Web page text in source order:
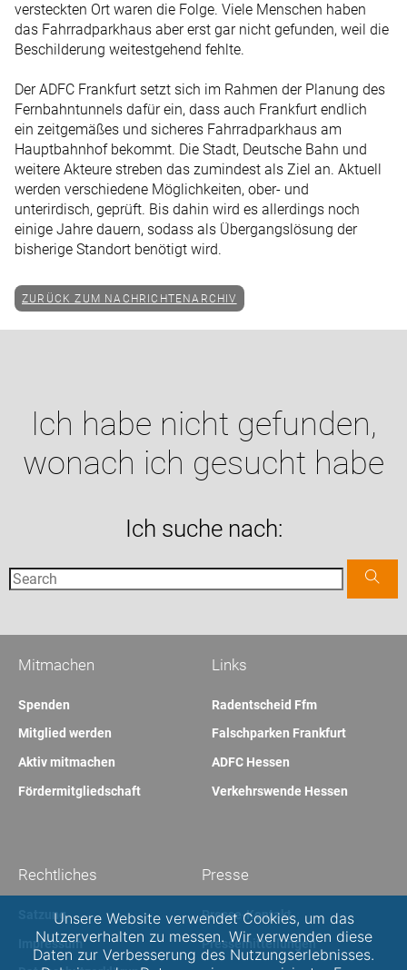
versteckten Ort waren die Folge. Viele Menschen haben
das Fahrradparkhaus aber erst gar nicht gefunden, weil die
Beschilderung weitestgehend fehlte.
Der ADFC Frankfurt setzt sich im Rahmen der Planung des
Fernbahntunnels dafür ein, dass auch Frankfurt endlich
ein zeitgemäßes und sicheres Fahrradparkhaus am
Hauptbahnhof bekommt. Die Stadt, Deutsche Bahn und
weitere Akteure streben das zumindest als Ziel an. Aktuell
werden verschiedene Möglichkeiten, ober- und
unterirdisch, geprüft. Bis dahin wird es allerdings noch
einige Jahre dauern, sodass als Übergangslösung der
bisherige Standort benötigt wird.
ZURÜCK ZUM NACHRICHTENARCHIV
Ich habe nicht gefunden,
wonach ich gesucht habe
Ich suche nach:
Links
Radentscheid Ffm
Falschparken Frankfurt
ADFC Hessen
Verkehrswende Hessen
Mitmachen
Spenden
Mitglied werden
Aktiv mitmachen
Fördermitgliedschaft
Presse
Presse-Kontakt
Pressemitteilungen
Rechtliches
Satzung
Impressum
Unsere Website verwendet Cookies, um das
Nutzerverhalten zu messen. Wir verwenden diese
Daten zur Verbesserung des Nutzungserlebnisses.